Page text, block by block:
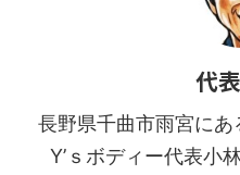
代
長野県千曲市雨宮に
Y’ｓボディー代表小